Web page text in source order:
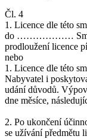
Čl. 4
1. Licence dle této
do ………………
prodloužení licence
nebo
1. Licence dle této
Nabyvatel i
udání důvodů.
dne měsíce,
2. Po ukončení
se užívání předmětu